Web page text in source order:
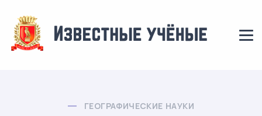
ГЕОГРАФИЧЕСКИЕ НАУКИ